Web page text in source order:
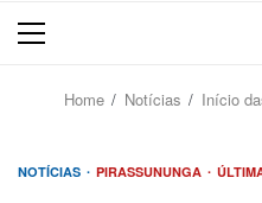
Primary
Home Notícias Início
NOTÍCIAS PIRASSUNUNGA